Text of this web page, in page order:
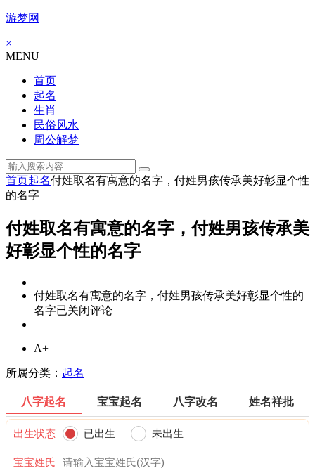
游梦网
×
MENU
首页
起名
生肖
民俗风水
周公解梦
首页起名付姓取名有寓意的名字，付姓男孩传承美好彰显个性
的名字
付姓取名有寓意的名字，付姓男孩传承美
好彰显个性的名字
付姓取名有寓意的名字，付姓男孩传承美好彰显个性的
名字已关闭评论
A+
所属分类： 起名
八字起名 宝宝起名 八字改名 姓名祥批
出生状态 已出生 未出生
宝宝姓氏